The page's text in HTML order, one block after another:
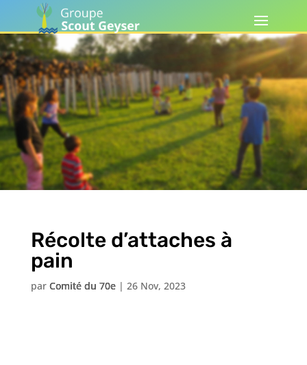
Récolte d’attaches à
pain
par Comité du 70e| 26 Nov, 2023